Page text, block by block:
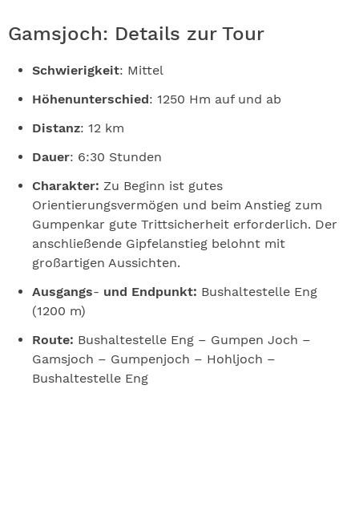
Gamsjoch: Details zur Tour
Schwierigkeit: Mittel
Höhenunterschied: 1250 Hm auf und ab
Distanz: 12 km
Dauer: 6:30 Stunden
Charakter: Zu Beginn ist gutes
Orientierungsvermögen und beim Anstieg zum
Gumpenkar gute Trittsicherheit erforderlich. Der
anschließende Gipfelanstieg belohnt mit
großartigen Aussichten.
Ausgangs- und Endpunkt: Bushaltestelle Eng
(1200 m)
Route: Bushaltestelle Eng – Gumpen Joch –
Gamsjoch – Gumpenjoch – Hohljoch –
Bushaltestelle Eng